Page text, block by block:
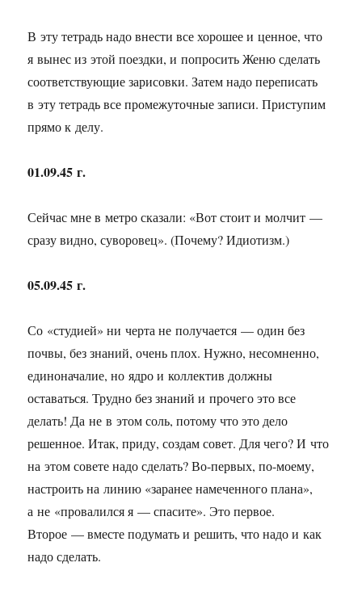
В эту тетрадь надо внести все хорошее и ценное, что
я вынес из этой поездки, и попросить Женю сделать
соответствующие зарисовки. Затем надо переписать
в эту тетрадь все промежуточные записи. Приступим
прямо к делу.
01.09.45 г.
Сейчас мне в метро сказали: «Вот стоит и молчит —
сразу видно, суворовец». (Почему? Идиотизм.)
05.09.45 г.
Со «студией» ни черта не получается — один без
почвы, без знаний, очень плох. Нужно, несомненно,
единоначалие, но ядро и коллектив должны
оставаться. Трудно без знаний и прочего это все
делать! Да не в этом соль, потому что это дело
решенное. Итак, приду, создам совет. Для чего? И что
на этом совете надо сделать? Во-первых, по-моему,
настроить на линию «заранее намеченного плана»,
а не «провалился я — спасите». Это первое.
Второе — вместе подумать и решить, что надо и как
надо сделать.